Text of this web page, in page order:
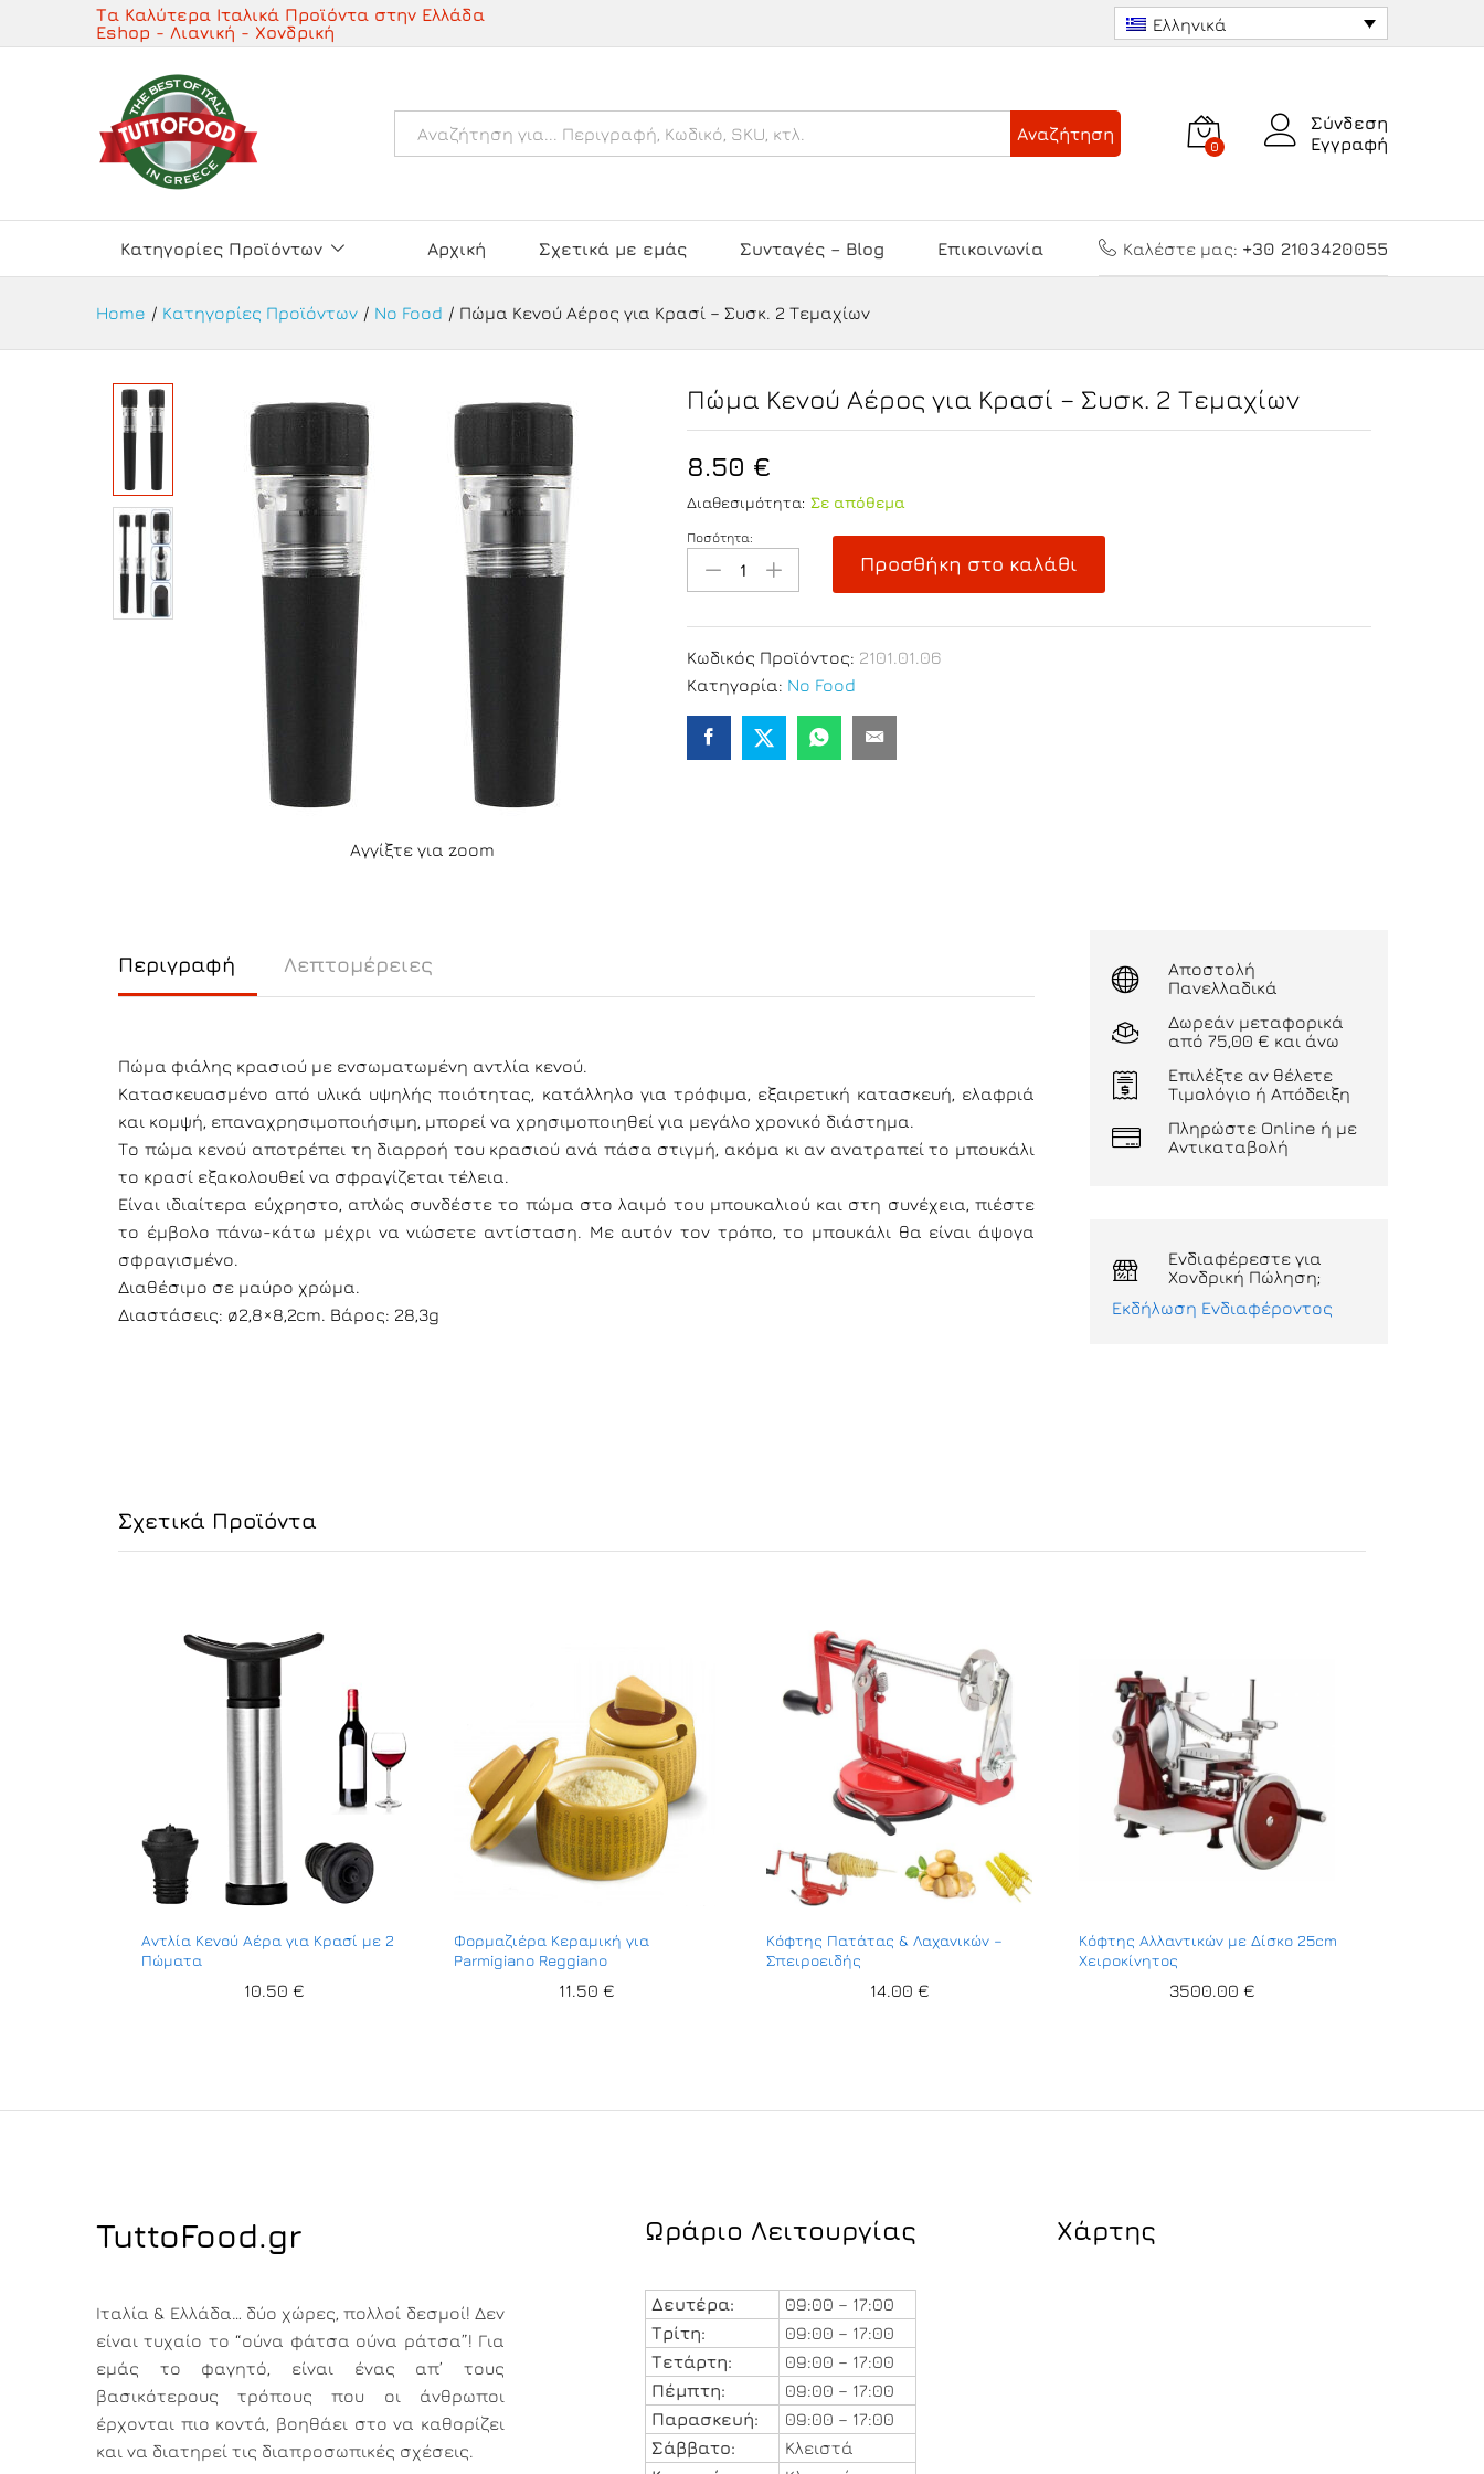
Τα Καλύτερα Ιταλικά Προϊόντα στην Ελλάδα
Eshop - Λιανική - Χονδρική
Ελληνικά
Όλα Αναζήτηση
0
Σύνδεση
Εγγραφή
Κατηγορίες Προϊόντων Αρχική Σχετικά με εμάς Συνταγές – Blog Επικοινωνία Καλέστε μας: +30 2103420055
Home / Κατηγορίες Προϊόντων / No Food / Πώμα Κενού Αέρος για Κρασί – Συσκ. 2 Τεμαχίων
Αγγίξτε για zoom
Πώμα Κενού Αέρος για Κρασί – Συσκ. 2 Τεμαχίων
8.50 €
Διαθεσιμότητα: Σε απόθεμα
Πώμα
Κενού
Αέρος
για
Κρασί
-
Τεμαχίων
Ποσότητα:
Προσθήκη στο καλάθι
Κωδικός Προϊόντος: 2101.01.06
Κατηγορία: No Food
Περιγραφή Λεπτομέρειες
Πώμα φιάλης κρασιού με ενσωματωμένη αντλία κενού.
Κατασκευασμένο από υλικά υψηλής ποιότητας, κατάλληλο για τρόφιμα, εξαιρετική κατασκευή, ελαφριά
και κομψή, επαναχρησιμοποιήσιμη, μπορεί να χρησιμοποιηθεί για μεγάλο χρονικό διάστημα.
Το πώμα κενού αποτρέπει τη διαρροή του κρασιού ανά πάσα στιγμή, ακόμα κι αν ανατραπεί το μπουκάλι
το κρασί εξακολουθεί να σφραγίζεται τέλεια.
Είναι ιδιαίτερα εύχρηστο, απλώς συνδέστε το πώμα στο λαιμό του μπουκαλιού και στη συνέχεια, πιέστε
το έμβολο πάνω-κάτω μέχρι να νιώσετε αντίσταση. Με αυτόν τον τρόπο, το μπουκάλι θα είναι άψογα
σφραγισμένο.
Διαθέσιμο σε μαύρο χρώμα.
Διαστάσεις: ø2,8×8,2cm. Βάρος: 28,3g
Αποστολή
Πανελλαδικά
Δωρεάν μεταφορικά
από 75,00 € και άνω
Επιλέξτε αν θέλετε
Τιμολόγιο ή Απόδειξη
Πληρώστε Online ή με
Αντικαταβολή
Ενδιαφέρεστε για
Χονδρική Πώληση;
Εκδήλωση Ενδιαφέροντος
Σχετικά Προϊόντα
Αντλία Κενού Αέρα για Κρασί με 2
Πώματα
10.50 €
Φορμαζιέρα Κεραμική για
Parmigiano Reggiano
11.50 €
Κόφτης Πατάτας & Λαχανικών –
Σπειροειδής
14.00 €
Κόφτης Αλλαντικών με Δίσκο 25cm
Χειροκίνητος
3500.00 €
TuttoFood.gr
Ιταλία & Ελλάδα… δύο χώρες, πολλοί δεσμοί! Δεν
είναι τυχαίο το “ούνα φάτσα ούνα ράτσα”! Για
εμάς το φαγητό, είναι ένας απ’ τους
βασικότερους τρόπους που οι άνθρωποι
έρχονται πιο κοντά, βοηθάει στο να καθορίζει
και να διατηρεί τις διαπροσωπικές σχέσεις.
Ωράριο Λειτουργίας
Δευτέρα:
09:00 – 17:00
Τρίτη:
09:00 – 17:00
Τετάρτη:
09:00 – 17:00
Πέμπτη:
09:00 – 17:00
Παρασκευή:
09:00 – 17:00
Σάββατο:
Κλειστά
Χάρτης
Περιγραφή Λεπτομέρειες
Προσθήκη στο καλάθι